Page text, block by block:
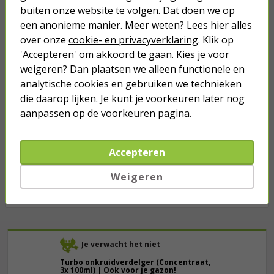
Je verwacht het niet
Turbo onkruidverdelger (Concentraat,
3x 100ml) | Ook voor je gazon!
6,50
Slimme draadverlichting | Nedis
SmartLife | 5 meter (50 leds,
Druppels, Timer, Binnen, Gekleurd)
21,95
Guirlande | Everlands | 2.7 meter
Batterijen, Binnen)
20,95
buiten onze website te volgen. Dat doen we op
een anonieme manier. Meer weten? Lees hier alles
over onze cookie- en privacyverklaring. Klik op
'Accepteren' om akkoord te gaan. Kies je voor
weigeren? Dan plaatsen we alleen functionele en
analytische cookies en gebruiken we technieken
die daarop lijken. Je kunt je voorkeuren later nog
aanpassen op de voorkeuren pagina.
Accepteren
Weigeren